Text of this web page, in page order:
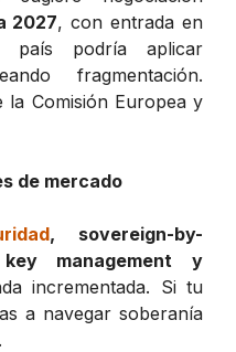
2027, con entrada en
país podría aplicar
fragmentación.
la Comisión Europea y
de mercado
, sovereign-by-
management y
incrementada. Si tu
a navegar soberanía